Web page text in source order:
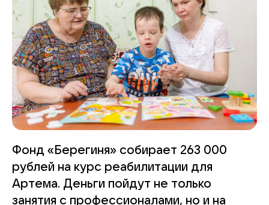
Фонд «Берегиня» собирает 263 000
рублей на курс реабилитации для
Артема. Деньги пойдут не только
занятия с профессионалами, но и на